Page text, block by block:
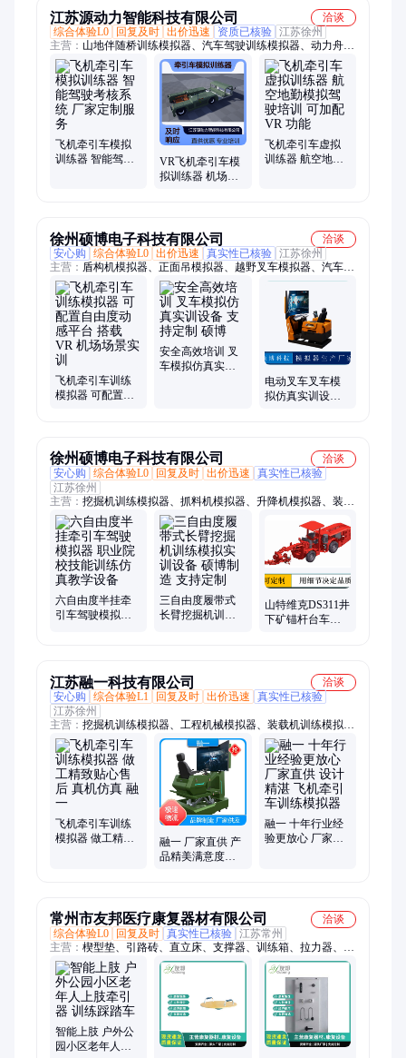
江苏源动力智能科技有限公司
洽谈
综合体验L0
回复及时 出价迅速 资质已核验 江苏徐州
主营： 山地伴随桥训练模拟器、汽车驾驶训练模拟器、动力舟训
练模拟器、重型冲击桥训练模拟器、猛士车训练模拟器、压路机
训练模拟器、平地机模拟器、轮式挖掘机模拟训练器、装载机训
练模拟器、起重机训练模拟器、轮式推土机训练模拟器、履带式
推土机模拟器、汽车起重机训练模拟器、山地挖掘机训练模拟
器、叉车训练模拟器、轮式冲击桥训练模拟器、无人机训练模拟
器、自卸车训练模拟器、轮式多用工程车模拟器、越野叉车训练
模拟器、工程机械训练模拟器、挖掘机训练模拟器、5G远程遥
控驾驶座舱、智能无人挖掘机教学台
飞机牵引车模拟
训练器 智能驾驶
VR飞机牵引车模
拟训练器 机场地
飞机牵引车虚拟
训练器 航空地勤
徐州硕博电子科技有限公司
洽谈
安心购
综合体验L0 出价迅速 真实性已核验 江苏徐州
主营： 盾构机模拟器、正面吊模拟器、越野叉车模拟器、汽车驾
驶模拟器、应急救援模拟器、工程机械模拟器、自卸车模拟器、
重型机械化桥模拟器、焊接模拟器、平地机模拟器、压路机训练
模拟器、山地挖掘机模拟器、叉车模拟器、汽车起重机模拟器、
挖掘机模拟训练器材、重型支援桥训练模拟器、运输车模拟器、
塔式起重机模拟机、港口机械模拟器、推土机模拟器、消防车模
拟器、装载机模拟器、多用工程车模拟器、挖掘机模拟器、矿用
卡车模拟器
飞机牵引车训练
模拟器 可配置自
安全高效培训 叉
车模拟仿真实训
电动叉车叉车模
拟仿真实训设备
徐州硕博电子科技有限公司
洽谈
安心购
综合体验L0 回复及时 出价迅速
真实性已核验
江苏徐州
主营： 挖掘机训练模拟器、抓料机模拟器、升降机模拟器、装载
机模拟器、叉车模拟器、运输车训练模拟器、模拟操作台、港口
起重机模拟器、消防车模拟器、掘进机模拟器、模拟驾驶座舱、
起重机模拟器、盾构机模拟器、压路机模拟器、模拟机、汽车起
重机模拟器、推土机模拟器、自卸车模拟器、矿用卡车训练模拟
器、门座式起重机模拟器、焊接训练模拟器、平地机模拟器、教
学仪、远程控制座舱、考培机
六自由度半挂牵
引车驾驶模拟器
三自由度履带式
长臂挖掘机训练
山特维克DS311井
下矿锚杆台车驾
江苏融一科技有限公司
洽谈
安心购
综合体验L1 回复及时 出价迅速
真实性已核验
江苏徐州
主营： 挖掘机训练模拟器、工程机械模拟器、装载机训练模拟
器、矿山机械模拟器、运输车训练模拟器、港口机械模拟器、道
桥装备模拟器、装载机实训考核模拟器、农用机械模拟器、装载
机模拟实训设备、高速推土机模拟器、仿真装载机模拟器、桥梁
虚拟仿真模拟器、虚拟考培模拟器、机场燃油叉车模拟器、压路
机模拟器、港口机械仿真模拟器
飞机牵引车训练
模拟器 做工精致
融一 厂家直供 产
品精美满意度高
融一 十年行业经
验更放心 厂家直
常州市友邦医疗康复器材有限公司
洽谈
综合体验L0
回复及时 真实性已核验 江苏常州
主营： 楔型垫、引路砖、直立床、支撑器、训练箱、拉力器、计
步器、训练板、铝合金、木愣床、康复床、套圈板、磁性钮、珠
数板、万步计、绕珠钟、背力计、坐便椅、平行杆、平衡板、木
插板、按摩床、平行杠、站立架、分指板
智能上肢 户外公
园小区老年人上